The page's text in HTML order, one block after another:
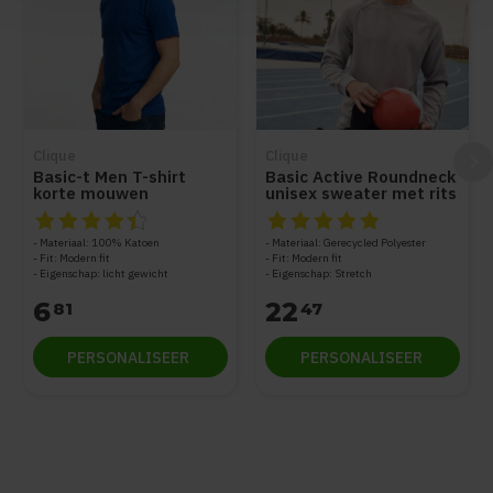
Basic-t Men T-shirt
korte mouwen
De beoordeling van dit product is 4.5 van de 5
Materiaal: 100% Katoen
Fit: Modern fit
Eigenschap: licht gewicht
681
PERSONALISEER
Basic Active Roundneck
unisex sweater met rits
op de mouw
De beoordeling van dit
Materiaal: Gerecycled Polyester
Fit: Modern fit
Eigenschap: Stretch
2247
PERSONALISEER